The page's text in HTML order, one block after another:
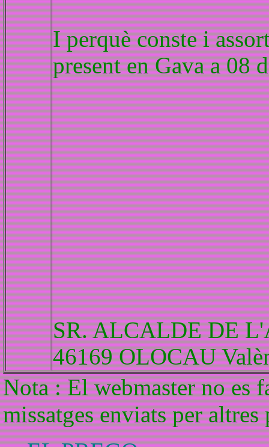
I perquè conste i
present en Gava a 08
SR. ALCALDE DE
46169 OLOCAU
Nota : El webmaster no es
missatges enviats per altres